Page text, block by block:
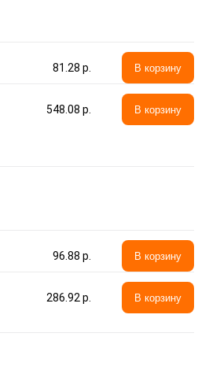
81.28 p. В корзину
548.08 p. В корзину
96.88 p. В корзину
286.92 p. В корзину